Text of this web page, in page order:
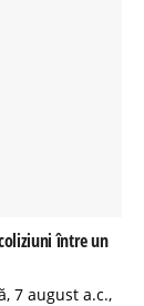
între un
7 august a.c.,